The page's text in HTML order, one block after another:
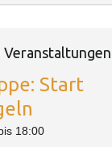
Start
18:00